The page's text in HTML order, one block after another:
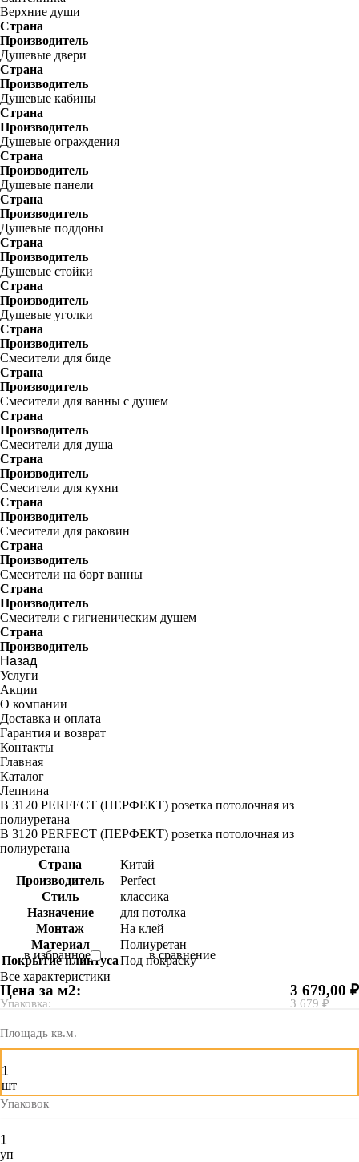
Верхние души
Страна
Производитель
Душевые двери
Страна
Производитель
Душевые кабины
Страна
Производитель
Душевые ограждения
Страна
Производитель
Душевые панели
Страна
Производитель
Душевые поддоны
Страна
Производитель
Душевые стойки
Страна
Производитель
Душевые уголки
Страна
Производитель
Смесители для биде
Страна
Производитель
Смесители для ванны с душем
Страна
Производитель
Смесители для душа
Страна
Производитель
Смесители для кухни
Страна
Производитель
Смесители для раковин
Страна
Производитель
Смесители на борт ванны
Страна
Производитель
Смесители с гигиеническим душем
Страна
Производитель
Назад
Услуги
Акции
О компании
Доставка и оплата
Гарантия и возврат
Контакты
Главная
Каталог
Лепнина
В 3120 PERFECT (ПЕРФЕКТ) розетка потолочная из
полиуретана
В 3120 PERFECT (ПЕРФЕКТ) розетка потолочная из
полиуретана
Страна
Китай
Производитель
Perfect
Стиль
классика
Назначение
для потолка
Монтаж
На клей
Материал
Полиуретан
Покрытие плинтусаПод покраску
Все характеристики
в избранное в сравнение
Цена за м2:
Упаковка:
3 679,00 ₽
3 679 ₽
Площадь кв.м.
шт
Упаковок
уп